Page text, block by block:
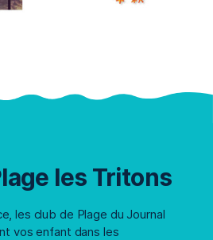
les Tritons
les club de Plage du Journal
vos enfant dans les